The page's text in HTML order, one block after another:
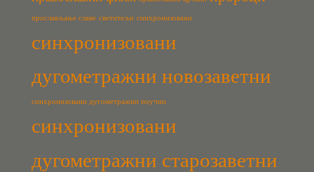
прослављање славе светитељи синхронизовани
синхронизовани
дугометражни новозаветни
синхронизовани дугометражни поучни
синхронизовани
дугометражни старозаветни